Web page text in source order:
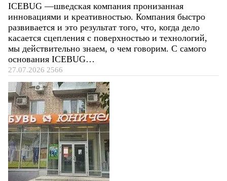
ICEBUG —шведская компания пронизанная
инновациями и креативностью. Компания быстро
развивается и это результат того, что, когда дело
касается сцепления с поверхностью и технологий,
мы действительно знаем, о чем говорим. С самого
основания ICEBUG…
27.07.2026 2566